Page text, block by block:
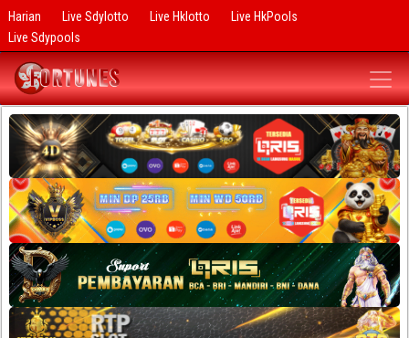
Harian Live Sdylotto Live Hklotto
Live HkPools
Live Sdypools